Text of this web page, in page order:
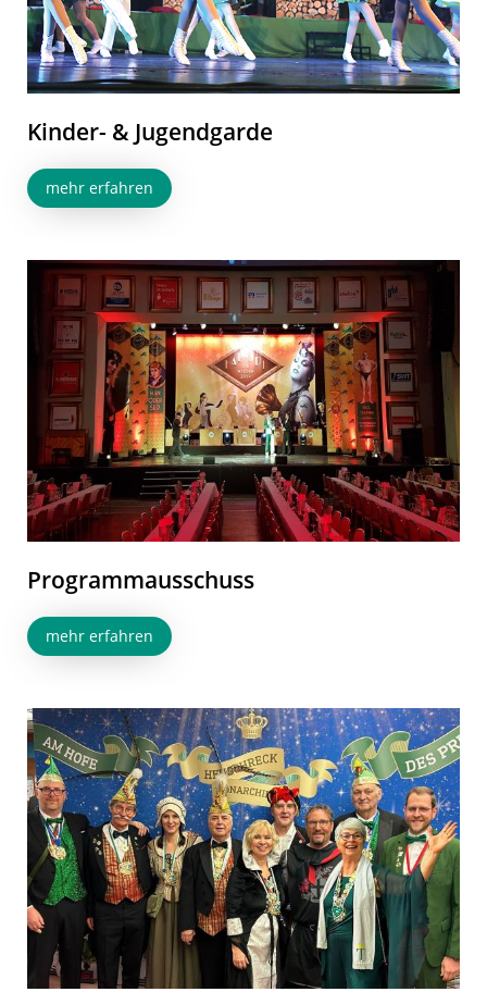
Kinder- & Jugendgarde
mehr erfahren
Programmausschuss
mehr erfahren